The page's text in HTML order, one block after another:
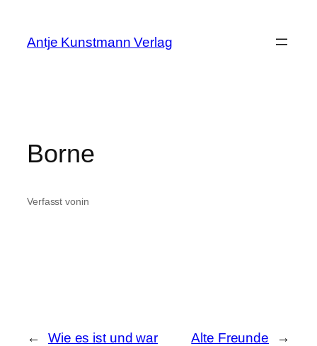
springen
Antje Kunstmann Verlag
Borne
Verfasst vonin
← Wie es ist und war Alte Freunde →